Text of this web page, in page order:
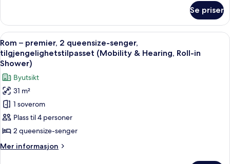
byutsikt
(Roll-
In
Shower)
–
premium,
2
queensize-
senger,
tilgjengelighetstilpasset,
byutsikt
(Roll-
In
Shower)
Se priser
Åpne
alle
bildene
av
Rom
–
premier,
2
queensize-
senger,
Sengetøy av topp kvalitet, safe på
5
Rom – premier, 2 queensize-senger,
tilgjengelighetstilpasset (Mobility & Hearing, Roll-in
Shower)
Byutsikt
31 m²
1 soverom
Plass til 4 personer
2 queensize-senger
Mer informasjon
Mer